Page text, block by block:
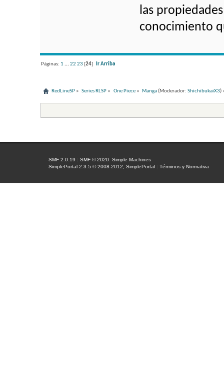
las
conocimiento
Páginas: 1 ...22 23 [24] Ir Arriba
RedLineSP » Series RLSP » One Piece» Manga(Moderador:ShichibukaiX3)
SMF 2.0.19 |SMF © 2020 ,Simple Machines
SimplePortal 2.3.5 © 2008-2012, SimplePortal
|Términos y Normativa